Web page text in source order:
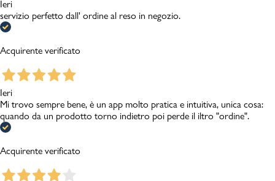
Ieri
servizio perfetto dall' ordine al reso in negozio.
Acquirente verificato
Ieri
Mi trovo sempre bene, è un app molto pratica e intuitiva, unica cosa:
quando da un prodotto torno indietro poi perde il iltro "ordine".
Acquirente verificato